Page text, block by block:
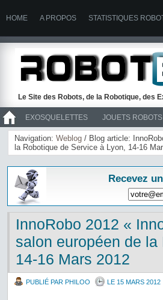
HOME A PROPOS STATISTIQUES
Le Site des Robots, de la Robotique, des
EXOSQUELETTES JOUETS
>> ROBOTS
Navigation: Weblog / Blog article:
la Robotique de Service à Lyon, 14-16
Recevez
InnoRobo 2012 «
salon européen de
14-16 Mars 2012
PUBLIÉ PAR PHILOO LE 15 MARS 2012